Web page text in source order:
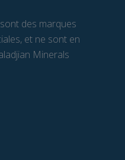
des marques
et ne sont en
Minerals